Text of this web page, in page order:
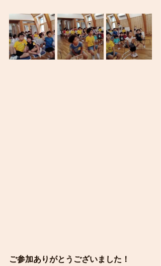
ご参加ありがとうございました！